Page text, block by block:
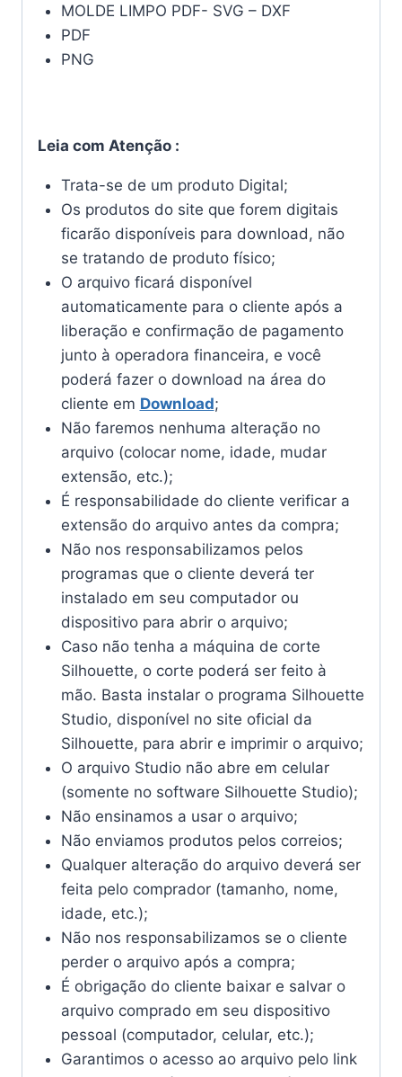
MOLDE LIMPO PDF- SVG – DXF
PDF
PNG
Leia com Atenção :
Trata-se de um produto Digital;
Os produtos do site que forem digitais
ficarão disponíveis para download, não
se tratando de produto físico;
O arquivo ficará disponível
automaticamente para o cliente após a
liberação e confirmação de pagamento
junto à operadora financeira, e você
poderá fazer o download na área do
cliente em Download;
Não faremos nenhuma alteração no
arquivo (colocar nome, idade, mudar
extensão, etc.);
É responsabilidade do cliente verificar a
extensão do arquivo antes da compra;
Não nos responsabilizamos pelos
programas que o cliente deverá ter
instalado em seu computador ou
dispositivo para abrir o arquivo;
Caso não tenha a máquina de corte
Silhouette, o corte poderá ser feito à
mão. Basta instalar o programa Silhouette
Studio, disponível no site oficial da
Silhouette, para abrir e imprimir o arquivo;
O arquivo Studio não abre em celular
(somente no software Silhouette Studio);
Não ensinamos a usar o arquivo;
Não enviamos produtos pelos correios;
Qualquer alteração do arquivo deverá ser
feita pelo comprador (tamanho, nome,
idade, etc.);
Não nos responsabilizamos se o cliente
perder o arquivo após a compra;
É obrigação do cliente baixar e salvar o
arquivo comprado em seu dispositivo
pessoal (computador, celular, etc.);
Garantimos o acesso ao arquivo pelo link